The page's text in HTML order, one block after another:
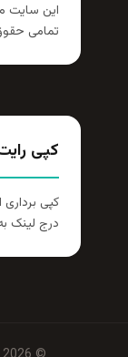
این سایت
تمامی
کپی
کپی
درج لینک